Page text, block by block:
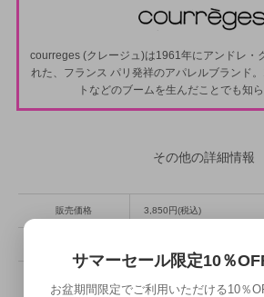
courreges (クレージュ)は1961年にアンドレ・
れた、フランス パリ発祥のアパレルブランド
トなどのブームを生んだことでも知ら
その他の詳細情報
販売価格 3,850円(税込)
サマーセール限定10％
お盆期間限定でご利用いただける10％